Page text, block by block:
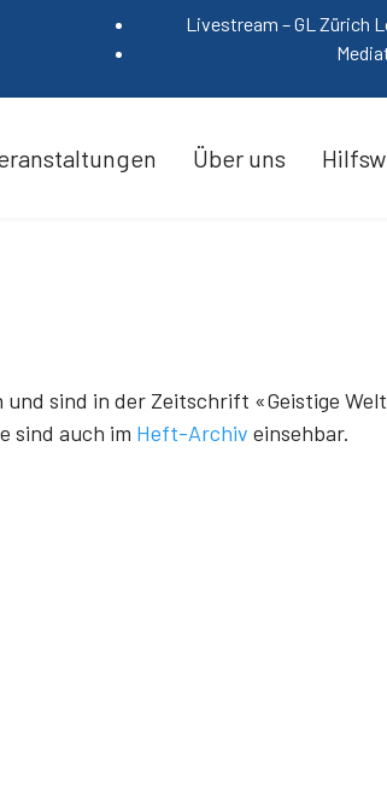
Livestream – GL Zürich
Über uns
sind in der Zeitschrift «Geistige
sind auch im Heft-Archiv einsehbar.